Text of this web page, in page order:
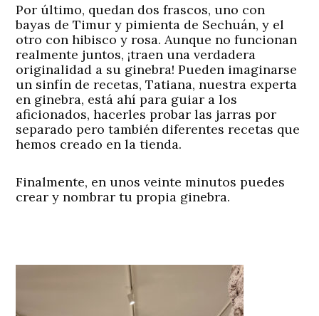
Por último, quedan dos frascos, uno con
bayas de Timur y pimienta de Sechuán, y el
otro con hibisco y rosa. Aunque no funcionan
realmente juntos, ¡traen una verdadera
originalidad a su ginebra! Pueden imaginarse
un sinfín de recetas, Tatiana, nuestra experta
en ginebra, está ahí para guiar a los
aficionados, hacerles probar las jarras por
separado pero también diferentes recetas que
hemos creado en la tienda.
Finalmente, en unos veinte minutos puedes
crear y nombrar tu propia ginebra.